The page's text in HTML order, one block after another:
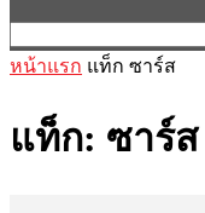
หน้าแรก แท็ก ซาร์ส
แท็ก: ซาร์ส